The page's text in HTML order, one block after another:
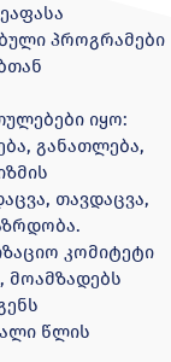
პროგრამები
იყო:
განათლება,
თავდაცვა,
კომიტეტი
მოამზადებს
წლის